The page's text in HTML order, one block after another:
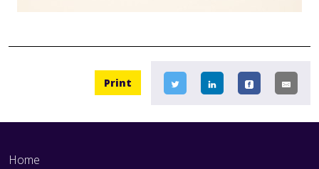
Print
Home